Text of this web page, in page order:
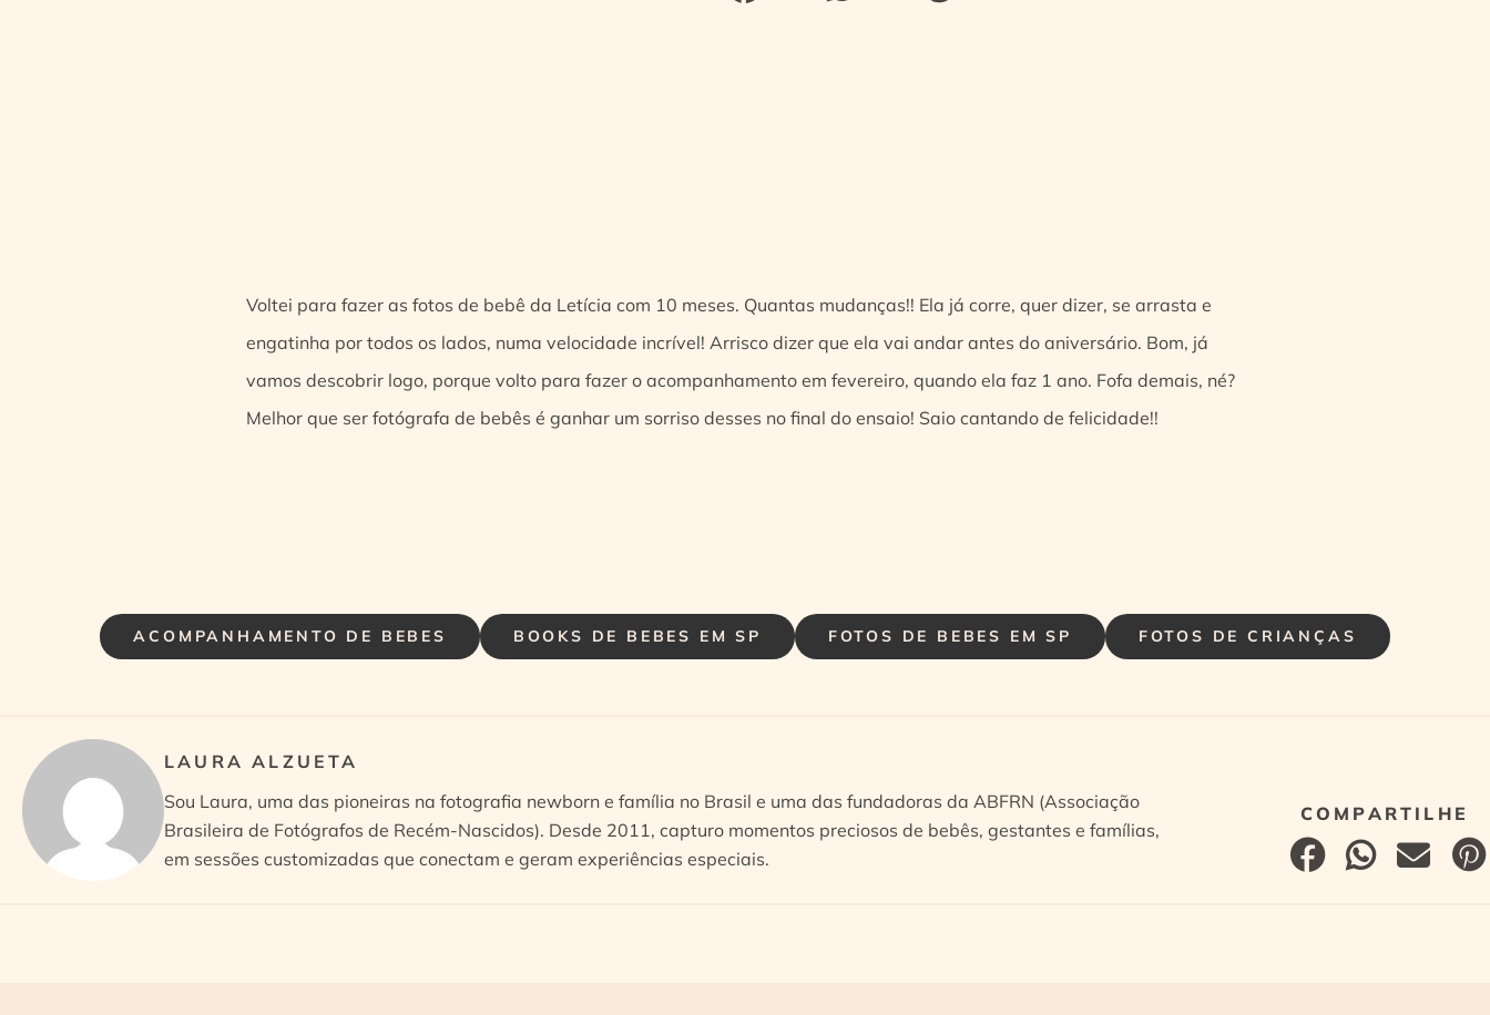
Voltei para fazer as fotos de bebê da Letícia com 10 meses. Quantas mudanças!! Ela já corre, quer dizer, se arrasta e
engatinha por todos os lados, numa velocidade incrível! Arrisco dizer que ela vai andar antes do aniversário. Bom, já
vamos descobrir logo, porque volto para fazer o acompanhamento em fevereiro, quando ela faz 1 ano. Fofa demais, né?
Melhor que ser fotógrafa de bebês é ganhar um sorriso desses no final do ensaio! Saio cantando de felicidade!!
ACOMPANHAMENTO DE BEBES BOOKS DE BEBES EM SP FOTOS DE BEBES EM SP FOTOS DE CRIANÇAS
LAURA ALZUETA
Sou Laura, uma das pioneiras na fotografia newborn e família no Brasil e uma das fundadoras da ABFRN (Associação
Brasileira de Fotógrafos de Recém-Nascidos). Desde 2011, capturo momentos preciosos de bebês, gestantes e famílias,
em sessões customizadas que conectam e geram experiências especiais.